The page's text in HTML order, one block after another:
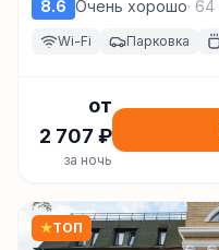
8.6 Очень хорошо· 64
Wi-Fi Парковка
от
2 707 ₽
за ночь
★ТОП